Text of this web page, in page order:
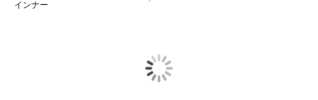
インナー